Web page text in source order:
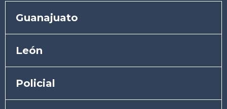
Guanajuato
León
Policial